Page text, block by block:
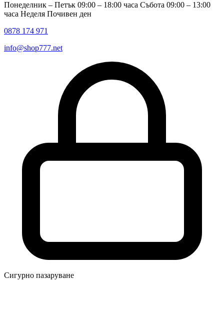
Понеделник – Петък 09:00 – 18:00 часа Събота 09:00 – 13:00
часа Неделя Почивен ден
0878 174 971
info@shop777.net
Сигурно пазаруване